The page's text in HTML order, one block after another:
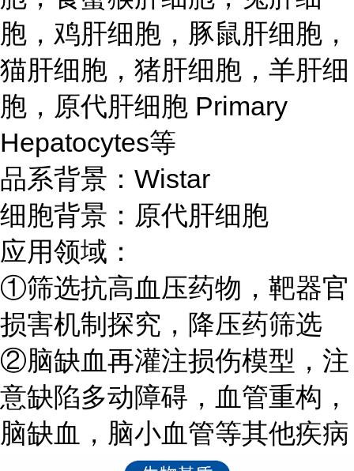
胞，鸡肝细胞，豚鼠肝细胞，
猫肝细胞，猪肝细胞，羊肝细
胞，原代肝细胞 Primary
Hepatocytes等
品系背景：Wistar
细胞背景：原代肝细胞
应用领域：
①筛选抗高血压药物，靶器官
损害机制探究，降压药筛选
②脑缺血再灌注损伤模型，注
意缺陷多动障碍，血管重构，
脑缺血，脑小血管等其他疾病